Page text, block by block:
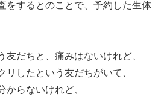
をするとのことで、予約した生体
友だちと、痛みはないけれど、
リしたという友だちがいて、
からないけれど、